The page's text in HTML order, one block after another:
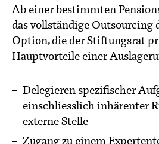
Ab einer bestimmten
das vollständige Outsourcing
Option, die der Stiftungsrat
Hauptvorteile einer
Delegieren spezifischer
einschliesslich inhärenter
externe Stelle
Zugang zu einem